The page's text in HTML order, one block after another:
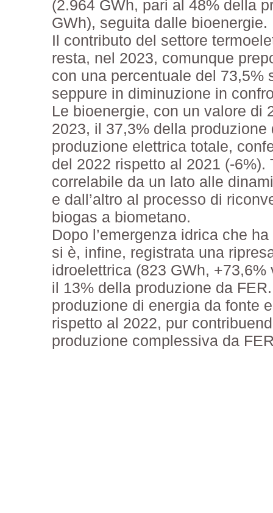
(2.964 GWh, pari al 48% della
GWh), seguita dalle bioenergie.
Il contributo del settore
resta, nel 2023, comunque
con una percentuale del 73,5%
seppure in diminuzione in
Le bioenergie, con un valore di
2023, il 37,3% della
produzione elettrica totale,
del 2022 rispetto al 2021 (-
correlabile da un lato alle
e dall’altro al processo di
biogas a biometano.
Dopo l’emergenza idrica che
si è, infine, registrata una
idroelettrica (823 GWh,
il 13% della produzione da
produzione di energia da fonte
rispetto al 2022, pur
produzione complessiva da